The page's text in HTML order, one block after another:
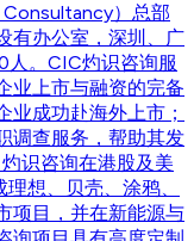
）总部
有办公室，深圳、广
人。CIC灼识咨询服
业上市与融资的完备
成功赴海外上市；
调查服务，帮助其发
识咨询在港股及美
想、贝壳、涂鸦、
项目，并在新能源与